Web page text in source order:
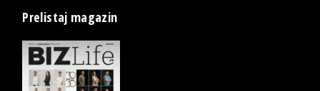
Prelistaj magazin